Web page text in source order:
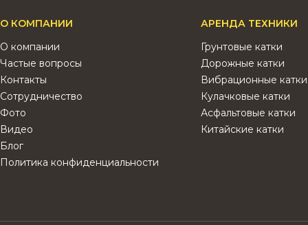
О КОМПАНИИ
О компании
Частые вопросы
Контакты
Сотрудничество
Фото
Видео
Блог
Политика конфиденциальности
АРЕНДА ТЕХНИКИ
Грунтовые катки
Дорожные катки
Вибрационные катки
Кулачковые катки
Асфальтовые катки
Китайские катки